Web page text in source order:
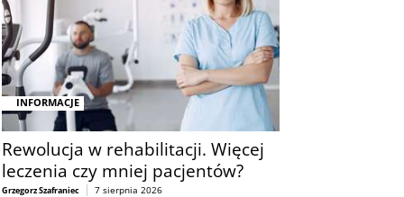
INFORMACJE
Rewolucja w rehabilitacji. Więcej
leczenia czy mniej pacjentów?
Grzegorz Szafraniec 7 sierpnia 2026